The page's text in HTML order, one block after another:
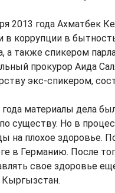
2013 года Ахматбек
в коррупции в
а также спикером
прокурор Аида
экс-спикером,
материалы дела
существу. Но в
на плохое здоровье.
в Германию. После
свое здоровье
Кыргызстан.